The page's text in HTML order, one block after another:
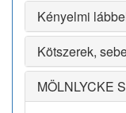
Kényelmi
Kötszerek,
MÖLNLYCKE